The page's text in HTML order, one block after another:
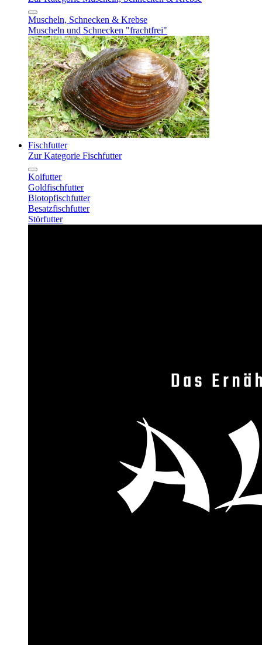
Muscheln, Schnecken & Krebse
Muscheln und Schnecken "frachtfrei"
Fischfutter
Zur Kategorie Fischfutter
Koifutter
Goldfischfutter
Biotopfischfutter
Besatzfischfutter
Störfutter